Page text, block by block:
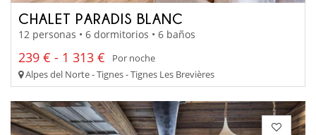
CHALET PARADIS BLANC
12 personas • 6 dormitorios • 6 baños
239 € - 1 313 €
Por noche
Alpes del Norte - Tignes - Tignes Les Brevières